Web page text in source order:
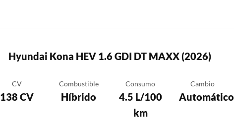
Hyundai Kona HEV 1.6 GDI DT MAXX (2026)
CV
138 CV
Combustible
Híbrido
Consumo
4.5 L/100
km
Cambio
Automático